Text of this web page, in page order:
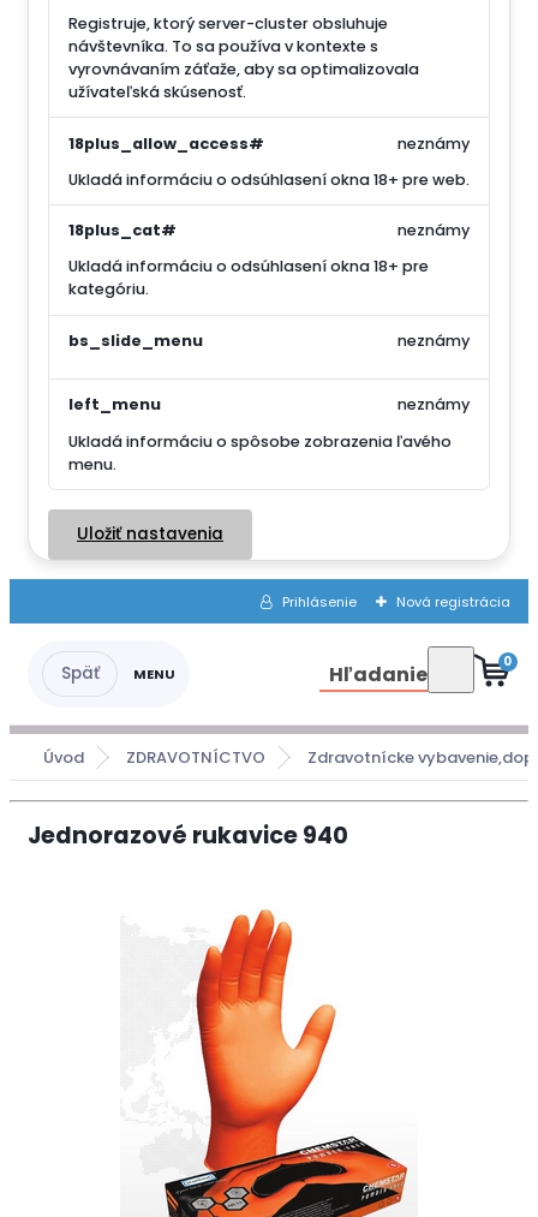
Registruje, ktorý server-cluster obsluhuje
návštevníka. To sa používa v kontexte s
vyrovnávaním záťaže, aby sa optimalizovala
užívateľská skúsenosť.
18plus_allow_access#
Ukladá informáciu o odsúhlasení okna 18+ pre web.
neznámy
18plus_cat#
Ukladá informáciu o odsúhlasení okna 18+ pre
kategóriu.
neznámy
bs_slide_menu neznámy
left_menu
Ukladá informáciu o spôsobe zobrazenia ľavého
menu.
neznámy
Uložiť nastavenia
Prihlásenie Nová registrácia
Hľadanie 0
Úvod ZDRAVOTNÍCTVO Zdravotnícke
Jednorazové rukavice 940